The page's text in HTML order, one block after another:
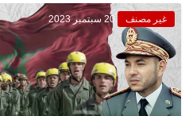
غير مصنف 20 سبتمبر 2023